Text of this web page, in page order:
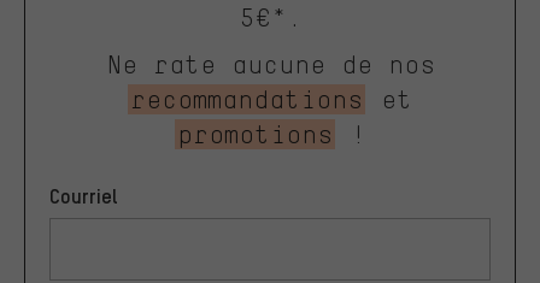
5€*.
Ne rate aucune de nos
recommandations
et
promotions
!
Courriel